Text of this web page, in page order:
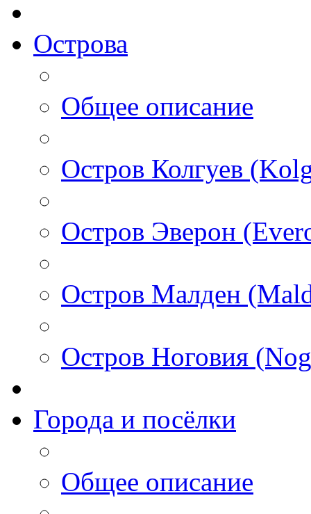
Острова
Общее описание
Остров Колгуев
Остров Эверон
Остров Малден
Остров Ноговия
Города и посёлки
Общее описание